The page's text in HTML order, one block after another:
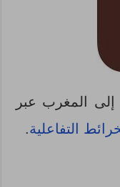
إلى المغرب عبر
التفاعلية.